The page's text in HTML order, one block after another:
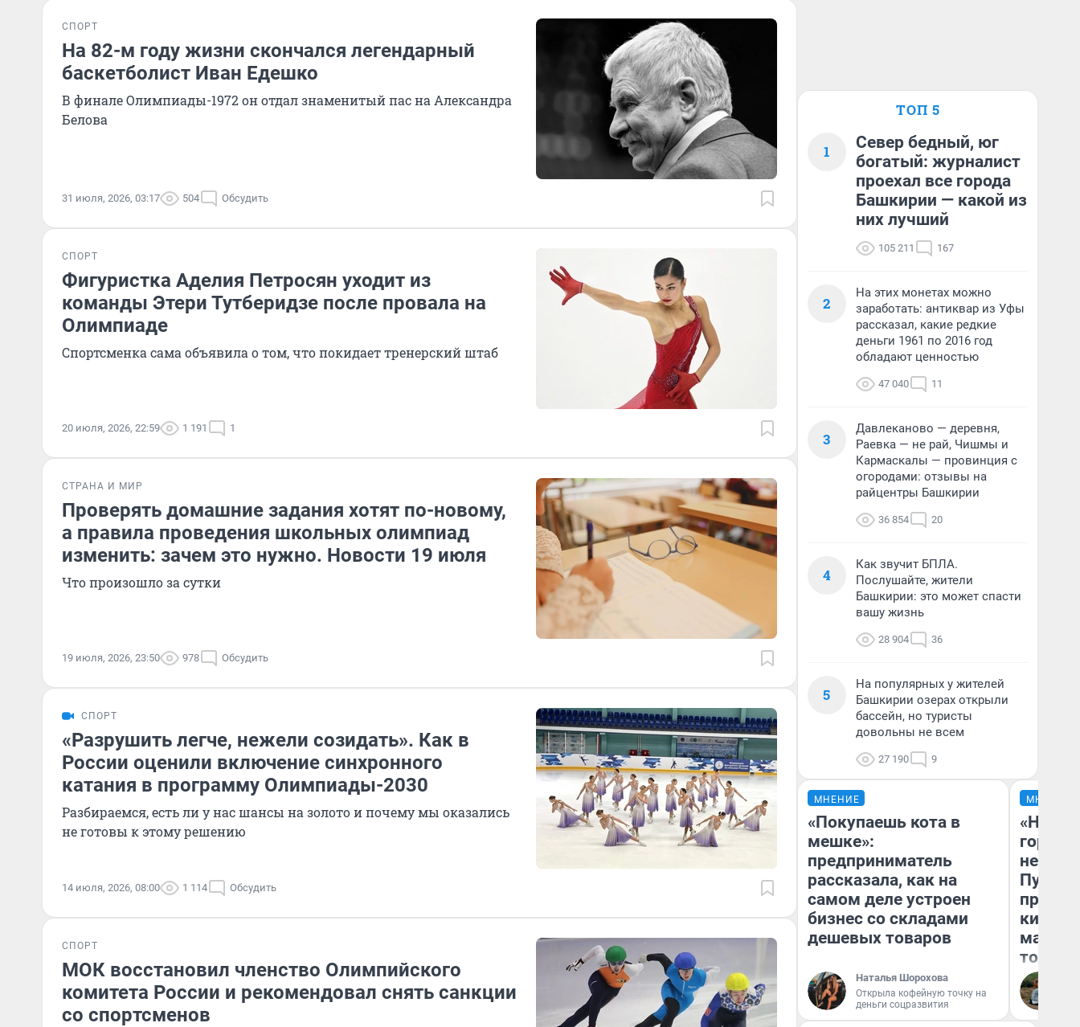
СПОРТ
На 82-м году жизни скончался легендарный
баскетболист Иван Едешко
В финале Олимпиады-1972 он отдал знаменитый пас на Александра
Белова
31 июля, 2026, 03:17 504 Обсудить
СПОРТ
Фигуристка Аделия Петросян уходит из
команды Этери Тутберидзе после провала на
Олимпиаде
Спортсменка сама объявила о том, что покидает тренерский штаб
20 июля, 2026, 22:59 1 191 1
СТРАНА И МИР
Проверять домашние задания хотят по-новому,
а правила проведения школьных олимпиад
изменить: зачем это нужно. Новости 19 июля
Что произошло за сутки
19 июля, 2026, 23:50 978 Обсудить
СПОРТ
«Разрушить легче, нежели созидать». Как в
России оценили включение синхронного
катания в программу Олимпиады-2030
Разбираемся, есть ли у нас шансы на золото и почему мы оказались
не готовы к этому решению
14 июля, 2026, 08:00 1 114 Обсудить
СПОРТ
МОК восстановил членство Олимпийского
комитета России и рекомендовал снять санкции
со спортсменов
ТОП 5
1
Север бедный, юг
богатый: журналист
проехал все города
Башкирии — какой из
них лучший
105 211 167
2
На этих монетах можно
заработать: антиквар из Уфы
рассказал, какие редкие
деньги 1961 по 2016 год
обладают ценностью
47 040 11
3
Давлеканово — деревня,
Раевка — не рай, Чишмы и
Кармаскалы — провинция с
огородами: отзывы на
райцентры Башкирии
36 854 20
4
Как звучит БПЛА.
Послушайте, жители
Башкирии: это может спасти
вашу жизнь
28 904 36
5
На популярных у жителей
Башкирии озерах открыли
бассейн, но туристы
довольны не всем
27 190 9
МНЕНИЕ
«Покупаешь кота в
мешке»:
предприниматель
рассказала, как на
самом деле устроен
бизнес со складами
дешевых товаров
Наталья Шорохова
Открыла кофейную точку на
деньги соцразвития
МНЕНИЕ
«Нет
того